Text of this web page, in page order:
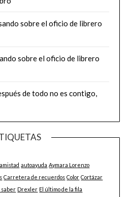
sobre el oficio de librero
sobre el oficio de librero
de todo no es contigo,
amistad autoayuda Aymara Lorenzo
Carretera de recuerdos Color Cortázar
saber Drexler El último de la fila